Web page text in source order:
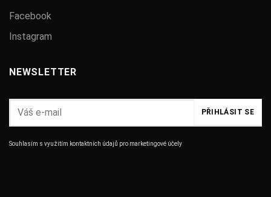
Facebook
Instagram
NEWSLETTER
Souhlasím s využitím kontaktních údajů pro marketingové účely